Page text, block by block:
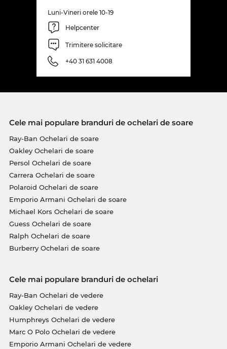
Luni-Vineri orele 10-19
Helpcenter
Trimitere solicitare
+40 31 631 4008
Cele mai populare branduri de ochelari de soare
Ray-Ban Ochelari de soare
Oakley Ochelari de soare
Persol Ochelari de soare
Carrera Ochelari de soare
Polaroid Ochelari de soare
Emporio Armani Ochelari de soare
Michael Kors Ochelari de soare
Guess Ochelari de soare
Ralph Ochelari de soare
Burberry Ochelari de soare
Cele mai populare branduri de ochelari
Ray-Ban Ochelari de vedere
Oakley Ochelari de vedere
Humphreys Ochelari de vedere
Marc O Polo Ochelari de vedere
Emporio Armani Ochelari de vedere